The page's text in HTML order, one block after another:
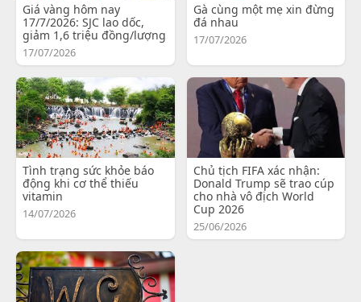
Giá vàng hôm nay
17/7/2026: SJC lao dốc,
giảm 1,6 triệu đồng/lượng
17/07/2026
Gà cùng một mẹ xin đừng
đá nhau
17/07/2026
Tình trạng sức khỏe báo
động khi cơ thể thiếu
vitamin
14/07/2026
Chủ tịch FIFA xác nhận:
Donald Trump sẽ trao cúp
cho nhà vô địch World
Cup 2026
25/06/2026